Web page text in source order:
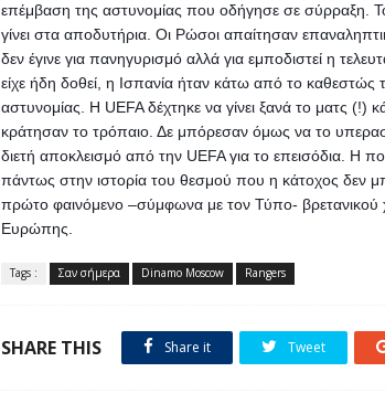
επέμβαση της αστυνομίας που οδήγησε σε σύρραξη.
γίνει στα αποδυτήρια. Οι Ρώσοι απαίτησαν
δεν έγινε για πανηγυρισμό αλλά για εμποδιστεί η
είχε ήδη δοθεί, η Ισπανία ήταν κάτω από το καθεστώς
αστυνομίας. Η UEFA δέχτηκε να γίνει ξανά το ματς (!)
κράτησαν το τρόπαιο. Δε μπόρεσαν όμως να το
διετή αποκλεισμό από την UEFA για το επεισόδια. Η
πάντως στην ιστορία του θεσμού που η κάτοχος δεν
πρώτο φαινόμενο –σύμφωνα με τον Τύπο- βρετανικού
Ευρώπης.
Tags : Σαν σήμερα Dinamo Moscow Rangers
SHARE THIS Share it Tweet